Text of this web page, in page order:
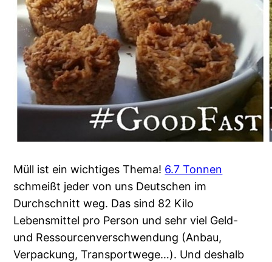
Müll ist ein wichtiges Thema! 6.7 Tonnen
schmeißt jeder von uns Deutschen im
Durchschnitt weg. Das sind 82 Kilo
Lebensmittel pro Person und sehr viel Geld-
und Ressourcenverschwendung (Anbau,
Verpackung, Transportwege…). Und deshalb